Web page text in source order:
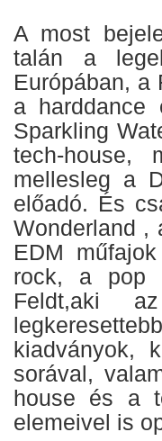
A most
talán a
Európában, a
a
Sparkling
tech-house,
mellesleg a
előadó. És
Wonderland ,
EDM
rock, a pop
Feldt,aki
kiadványok,
sorával,
house és a
elemeivel is